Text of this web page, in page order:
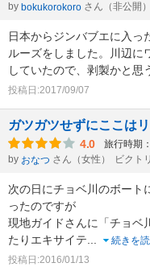
by bokukorokoro さん（非公開）
日本からジンバブエに入っ
ルーズをしました。川辺に
していたので、剥製かと思
投稿日:2017/09/07
ガツガツせずにここは
4.0 旅行時期
by おなつ さん（女性） ビクト
次の日にチョベ川のボート
ったのですが
現地ガイドさんに「チョベ
たりエキサイテ
続きを
投稿日:2016/01/13